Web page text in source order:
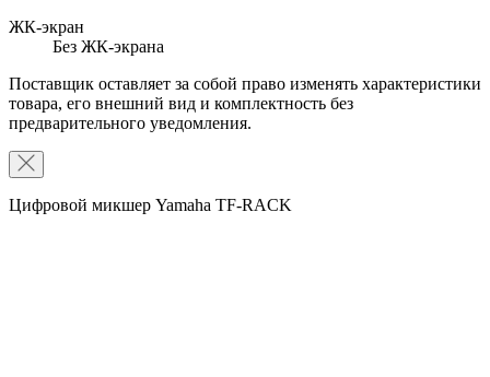
ЖК-экран
Без ЖК-экрана
Поставщик оставляет за собой право изменять характеристики
товара, его внешний вид и комплектность без
предварительного уведомления.
Цифровой микшер Yamaha TF-RACK